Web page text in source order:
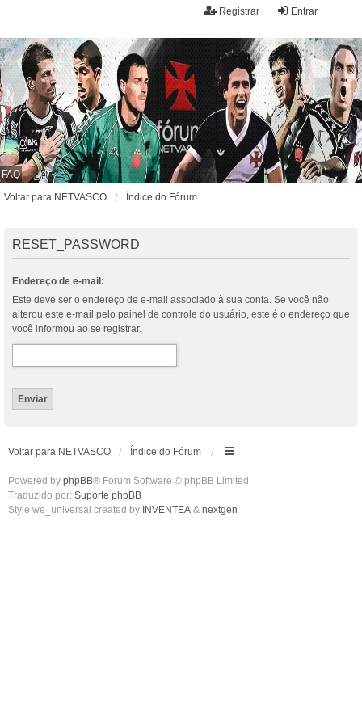
Entrar
Registrar
FAQ
Voltar para NETVASCO
Índice do Fórum
RESET_PASSWORD
Endereço de e-mail:
Este deve ser o endereço de e-mail associado à sua conta. Se você não
alterou este e-mail pelo painel de controle do usuário, este é o endereço que
você informou ao se registrar.
Voltar para NETVASCO Índice do Fórum
Powered by phpBB® Forum Software © phpBB Limited
Traduzido por: Suporte phpBB
Style we_universal created by INVENTEA & nextgen